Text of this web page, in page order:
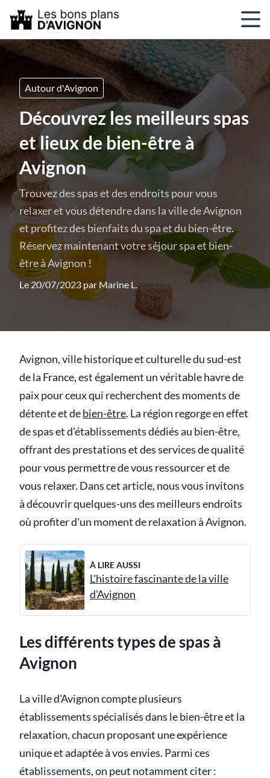
Autour d'Avignon
Découvrez les meilleurs spas
et lieux de bien-être à
Avignon
Trouvez des spas et des endroits pour vous
relaxer et vous détendre dans la ville de Avignon
et profitez des bienfaits du spa et du bien-être.
Réservez maintenant votre séjour spa et bien-
être à Avignon !
Le 20/07/2023 par Marine L.
Avignon, ville historique et culturelle du sud-est
de la France, est également un véritable havre de
paix pour ceux qui recherchent des moments de
détente et debien-être. La région regorge en effet
de spas et d'établissements dédiés au bien-être,
offrant des prestations et des services de qualité
pour vous permettre de vous ressourcer et de
vous relaxer. Dans cet article, nous vous invitons
à découvrir quelques-uns des meilleurs endroits
où profiter d'un moment de relaxation à Avignon.
À LIRE AUSSI
L'histoire fascinante de la ville
d'Avignon
Les différents types de spas à
Avignon
La ville d'Avignon compte plusieurs
établissements spécialisés dans le bien-être et la
relaxation, chacun proposant une expérience
unique et adaptée à vos envies. Parmi ces
établissements, on peut notamment citer :